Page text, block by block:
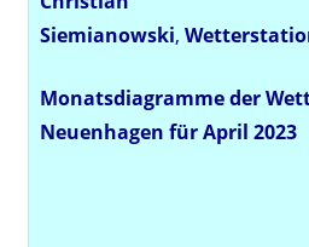
Siemianowski,
Monatsdiagramme der
Neuenhagen für April 2023